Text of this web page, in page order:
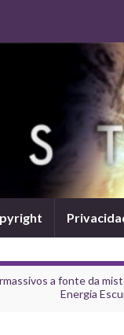
a fonte da
Energia